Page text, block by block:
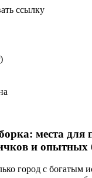
ссылку
места для
и опытных
город с богатым